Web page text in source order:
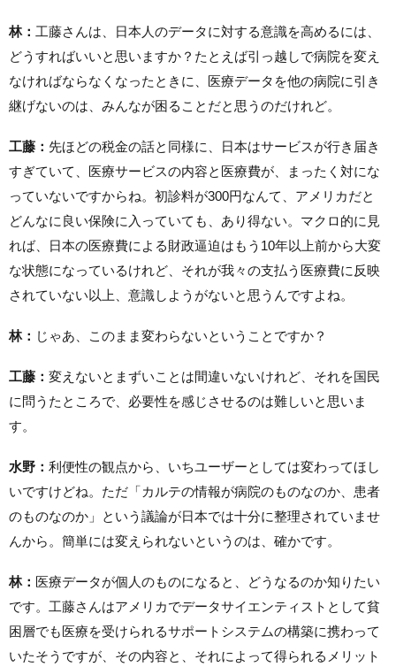
林： 工藤さんは、日本人のデータに対する意識を高めるには、
どうすればいいと思いますか？たとえば引っ越しで病院を変え
なければならなくなったときに、医療データを他の病院に引き
継げないのは、みんなが困ることだと思うのだけれど。
工藤： 先ほどの税金の話と同様に、日本はサービスが行き届き
すぎていて、医療サービスの内容と医療費が、まったく対にな
っていないですからね。初診料が300円なんて、アメリカだと
どんなに良い保険に入っていても、あり得ない。マクロ的に見
れば、日本の医療費による財政逼迫はもう10年以上前から大変
な状態になっているけれど、それが我々の支払う医療費に反映
されていない以上、意識しようがないと思うんですよね。
林： じゃあ、このまま変わらないということですか？
工藤： 変えないとまずいことは間違いないけれど、それを国民
に問うたところで、必要性を感じさせるのは難しいと思いま
す。
水野： 利便性の観点から、いちユーザーとしては変わってほし
いですけどね。ただ「カルテの情報が病院のものなのか、患者
のものなのか」という議論が日本では十分に整理されていませ
んから。簡単には変えられないというのは、確かです。
林： 医療データが個人のものになると、どうなるのか知りたい
です。工藤さんはアメリカでデータサイエンティストとして貧
困層でも医療を受けられるサポートシステムの構築に携わって
いたそうですが、その内容と、それによって得られるメリット